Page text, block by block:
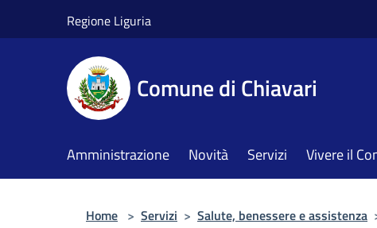
Regione Liguria
Comune di Chiavari
Amministrazione Novità Servizi Vivere il
Home > Servizi > Salute, benessere e assistenza